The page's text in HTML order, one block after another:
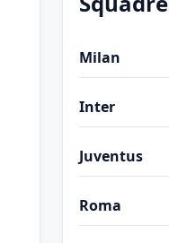
Milan
Inter
Juventus
Roma